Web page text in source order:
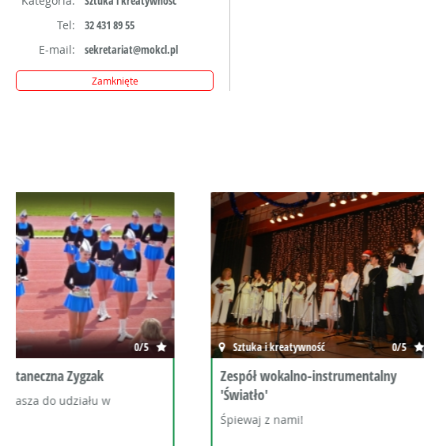
Tel:
32 431 89 55
E-mail:
sekretariat@mokcl.pl
Zamknięte
Sztuka i kreatywność 0/5
Zespół wokalno-instrumentalny
'Światło'
Sztuka i kreatywność
Klub Kultury Japońskiej